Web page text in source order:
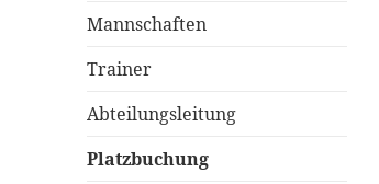
Mannschaften
Trainer
Abteilungsleitung
Platzbuchung